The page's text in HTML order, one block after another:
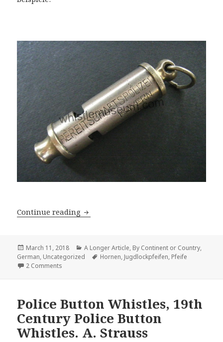
Continue reading Signalpfeife, Trillerpfeife, Lockpfeife,
Posted
on
March 11, 2018 Categories
A Longer Article, By Continent or Country,
German, Uncategorized Tags
Hornen, Jugdlockpfeifen, Pfeife
2 Comments
Police Button Whistles, 19th
Century Police Button
Whistles. A. Strauss